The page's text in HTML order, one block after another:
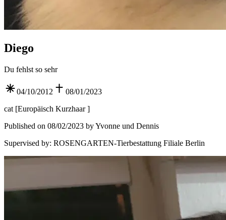
Diego
Du fehlst so sehr
04/10/2012
08/01/2023
cat [Europäisch Kurzhaar]
Published on 08/02/2023 by Yvonne und Dennis
Supervised by: ROSENGARTEN-Tierbestattung Filiale Berlin